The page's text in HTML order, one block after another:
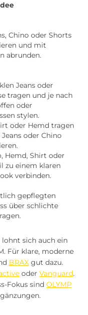
Chino oder Shorts
und mit
abrunden.
Jeans oder
tragen und je nach
oder
stylen.
oder Hemd tragen
oder Chino
Hemd, Shirt oder
zu einem klaren
verbinden.
gepflegten
über schlichte
sich auch ein
Für klare, moderne
BRAX gut dazu.
oder Vanguard.
Fokus sind OLYMP